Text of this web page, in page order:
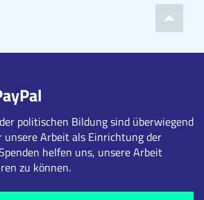
politischen Bildung sind überwiegend
unsere Arbeit als Einrichtung der
helfen uns, unsere Arbeit
zu können.